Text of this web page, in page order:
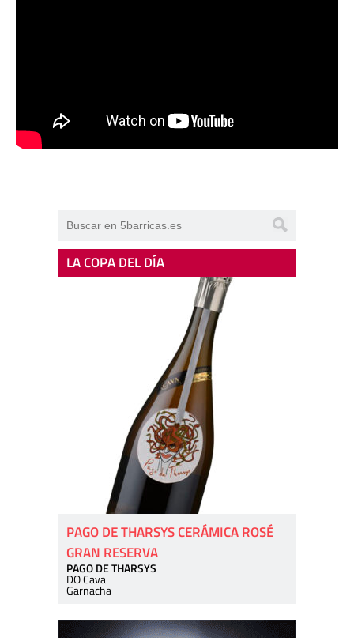
LA COPA DEL DÍA
PAGO DE THARSYS CERÁMICA ROSÉ
GRAN RESERVA
PAGO DE THARSYS
DO Cava
Garnacha